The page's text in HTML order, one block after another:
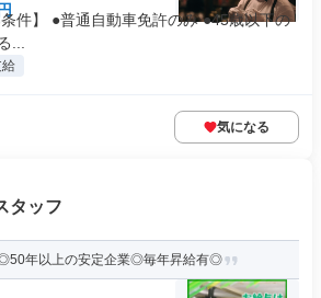
件】 ●普通自動車免許のみ ●45歳以下の
...
気になる
タッフ
年以上の安定企業◎毎年昇給有◎